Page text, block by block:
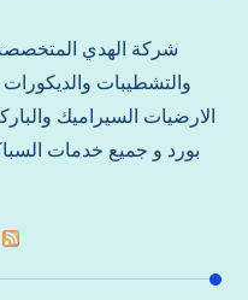
شركة الهدي المتخصصة
والتشطيبات
الارضيات السيراميك
بورد و جميع خدمات